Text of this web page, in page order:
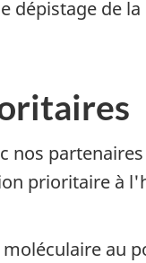
de
nos
prioritaire à
au